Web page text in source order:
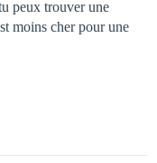
peux trouver une
moins cher pour une